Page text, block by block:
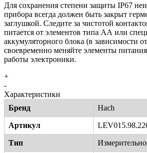
Для сохранения степени защиты IP67
прибора всегда должен быть закрыт
заглушкой. Следите за чистотой
питается от элементов типа АА или
аккумуляторного блока (в зависимости
своевременно меняйте элементы
работы электроники.
+
-
Характеристики
Бренд
Hach
Артикул
Тип